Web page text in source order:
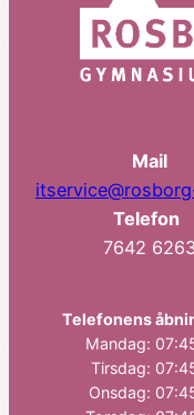
Mail
Telefon
7642
Telefonens
Mandag:
Tirsdag:
Onsdag: